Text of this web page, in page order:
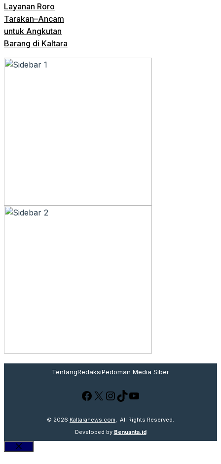
Layanan Roro
Tarakan–Ancam
untuk Angkutan
Barang di Kaltara
TentangRedaksiPedoman Media Siber
Facebook
X Instagram
TikTok
YouTube
© 2026 Kaltaranews.com , All Rights Reserved.
Developed by Benuanta.id
Close